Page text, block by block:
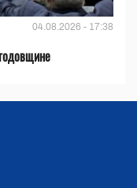
04.08.2026 - 17:38